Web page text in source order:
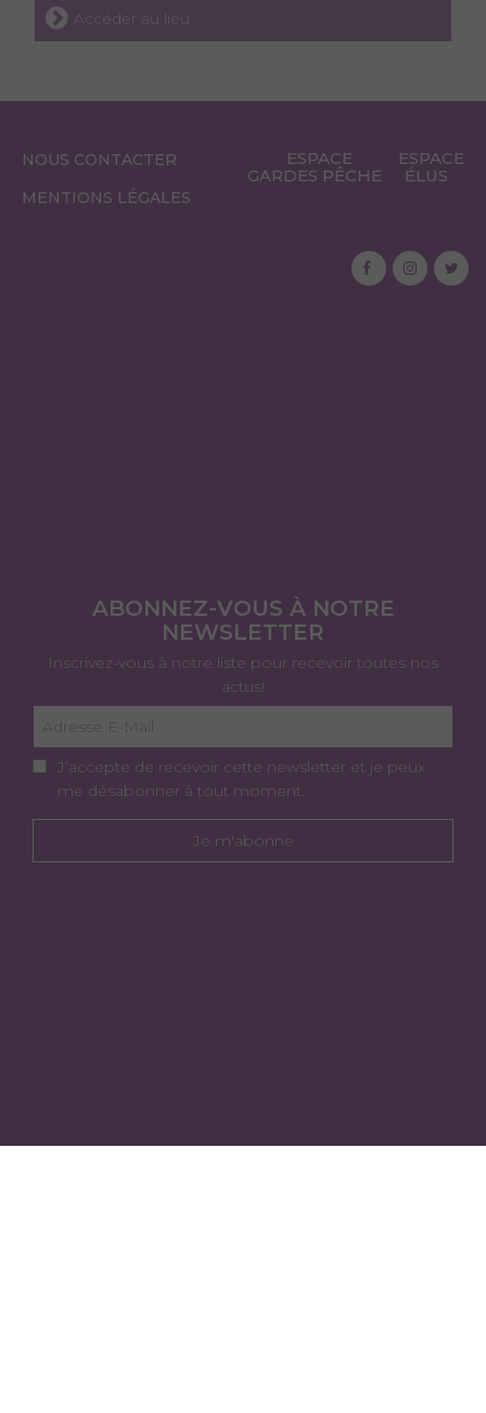
Accéder au lieu
NOUS CONTACTER
MENTIONS LÉGALES
ESPACE
GARDES PÊCHE
ESPACE
ÉLUS
ABONNEZ-VOUS À NOTRE
NEWSLETTER
Inscrivez-vous à notre liste pour recevoir toutes nos
actus!
J’accepte de recevoir cette newsletter et je peux
me désabonner à tout moment.
Je m'abonne